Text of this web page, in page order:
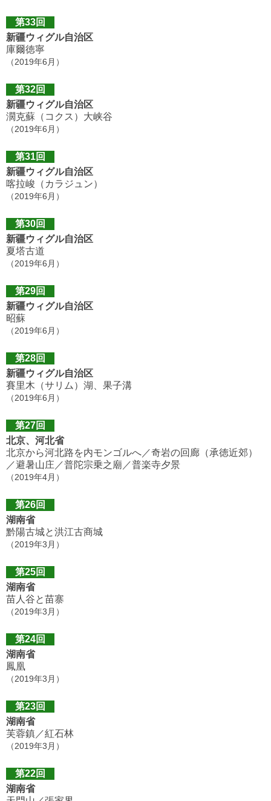
第33回
新疆ウィグル自治区
庫爾徳寧
（2019年6月）
第32回
新疆ウィグル自治区
濶克蘇（コクス）大峡谷
（2019年6月）
第31回
新疆ウィグル自治区
喀拉峻（カラジュン）
（2019年6月）
第30回
新疆ウィグル自治区
夏塔古道
（2019年6月）
第29回
新疆ウィグル自治区
昭蘇
（2019年6月）
第28回
新疆ウィグル自治区
賽里木（サリム）湖、果子溝
（2019年6月）
第27回
北京、河北省
北京から河北路を内モンゴルへ／奇岩の回廊（承徳近郊）
／避暑山庄／普陀宗乗之廟／普楽寺夕景
（2019年4月）
第26回
湖南省
黔陽古城と洪江古商城
（2019年3月）
第25回
湖南省
苗人谷と苗寨
（2019年3月）
第24回
湖南省
鳳凰
（2019年3月）
第23回
湖南省
芙蓉鎮／紅石林
（2019年3月）
第22回
湖南省